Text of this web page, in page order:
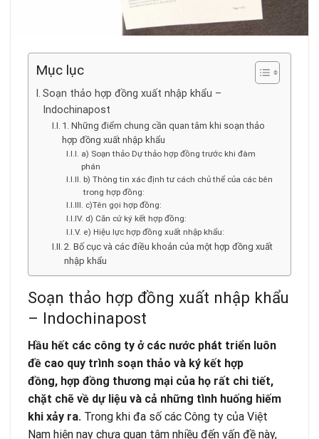
Mục lục
Soạn thảo hợp đồng xuất nhập khẩu –
Indochinapost
1. Những điểm chung cần quan tâm khi soạn thảo
hợp đồng xuất nhập khẩu
a) Soạn thảo Dự thảo hợp đồng trước khi đàm
phán
b) Thông tin xác định tư cách chủ thể của các bên
trong hợp đồng:
c)Tên gọi hợp đồng:
d) Căn cứ ký kết hợp đồng:
e) Hiệu lực hợp đồng xuất nhập khẩu:
2. Bố cục và các điều khoản của một hợp đồng xuất
nhập khẩu
Soạn thảo hợp đồng xuất nhập khẩu
– Indochinapost
Hầu hết các công ty ở các nước phát triển luôn
đề cao quy trình soạn thảo và ký kết hợp
đồng, hợp đồng thương mại của họ rất chi tiết,
chặt chẽ về dự liệu và cả những tình huống hiếm
khi xảy ra. Trong khi đa số các Công ty của Việt
Nam hiện nay chưa quan tâm nhiều đến vấn đề này,